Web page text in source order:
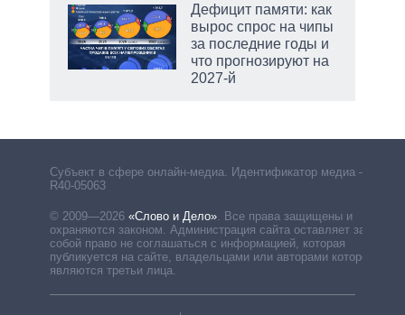
Дефицит памяти: как
вырос спрос на чипы
за последние годы и
что прогнозируют на
2027-й
Субъект в сфере онлайн-медиа. Идентификатор медиа –
R40-05063
© 2009—2026 «Слово и Дело» Все права защищены и
охраняются законом. Администрация сайта оставляет за
собой право не соглашаться с информацией, которая
публикуется на сайте, владельцами или авторами которой
являются третьи лица.